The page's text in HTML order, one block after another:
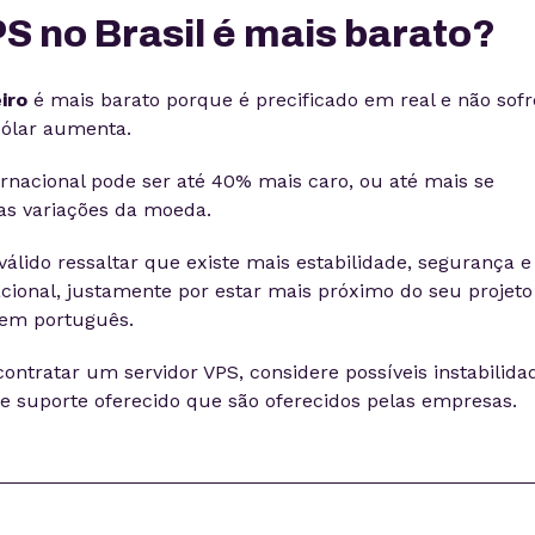
no Brasil é mais barato?
é mais barato porque é precificado em real e não
aumenta.
pode ser até 40% mais caro, ou até mais se
variações da moeda.
ressaltar que existe mais estabilidade, segurança e
justamente por estar mais próximo do seu projeto
português.
um servidor VPS, considere possíveis
suporte oferecido que são oferecidos pelas empresas.